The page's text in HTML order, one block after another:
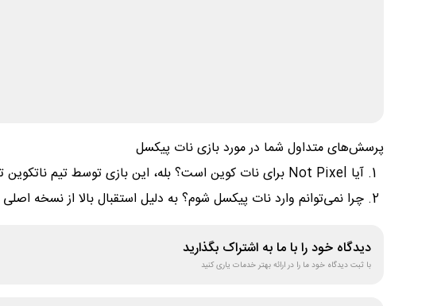
پرسش‌های متداول شما در مورد بازی نات پیکسل
آیا Not Pixel برای نات کوین است؟ بله، این بازی توسط تیم ناتکوین توسعه و به صورت رسمی معرفی شده است.
چرا نمی‌توانم وارد نات پیکسل شوم؟ به دلیل استقبال بالا از نسخه
دیدگاه خود را با ما به اشتراک بگذارید
با ثبت دیدگاه خود ما را در ارائه بهتر خدمات یاری کنید